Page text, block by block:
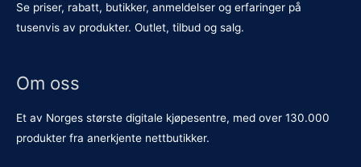
Se priser, rabatt, butikker, anmeldelser og erfaringer på
tusenvis av produkter. Outlet, tilbud og salg.
Om oss
Et av Norges største digitale kjøpesentre, med over 130.000
produkter fra anerkjente nettbutikker.